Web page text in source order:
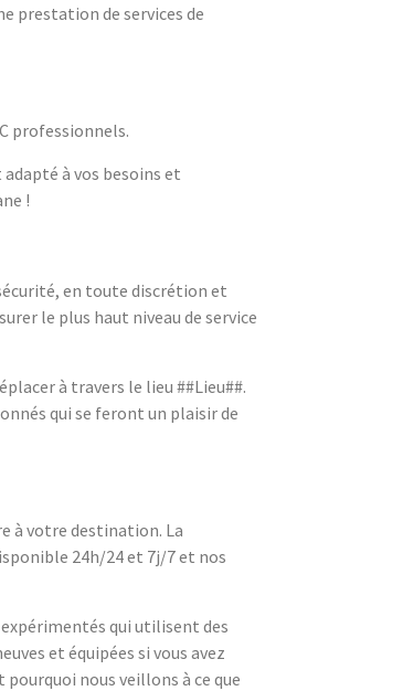
prestation de services de
professionnels.
à vos besoins et
!
en toute discrétion et
le plus haut niveau de service
à travers le lieu ##Lieu##.
qui se feront un plaisir de
à votre destination. La
24h/24 et 7j/7 et nos
qui utilisent des
et équipées si vous avez
nous veillons à ce que